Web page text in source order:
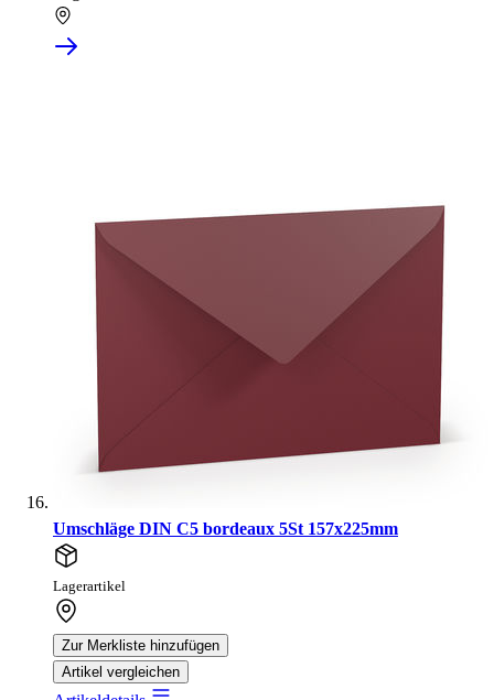
Umschläge DIN C5 bordeaux 5St 157x225mm
Lagerartikel
Zur Merkliste hinzufügen
Artikel vergleichen